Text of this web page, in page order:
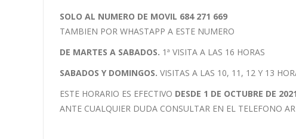
SOLO AL NUMERO DE MOVIL 684 271 669
TAMBIEN POR WHASTAPP A ESTE NUMERO
DE MARTES A SABADOS. 1ª VISITA A LAS 16 HORAS
SABADOS Y DOMINGOS. VISITAS A LAS 10, 11, 12 Y 13
ESTE HORARIO ES EFECTIVO DESDE 1 DE OCTUBRE DE 2021
ANTE CUALQUIER DUDA CONSULTAR EN EL TELEFONO